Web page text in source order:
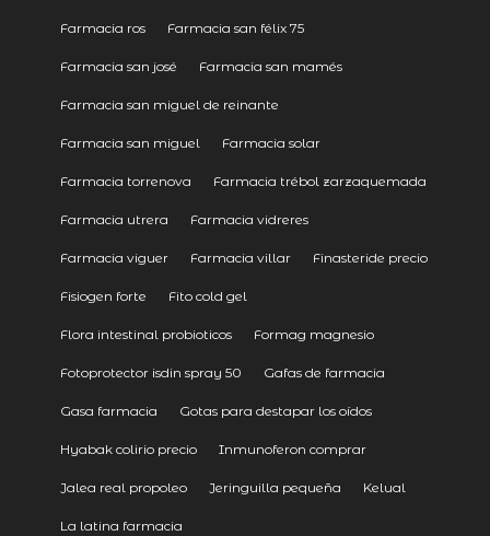
Farmacia ros Farmacia san félix 75
Farmacia san josé Farmacia san mamés
Farmacia san miguel de reinante
Farmacia san miguel Farmacia solar
Farmacia torrenova Farmacia trébol zarzaquemada
Farmacia utrera Farmacia vidreres
Farmacia viguer Farmacia villar Finasteride precio
Fisiogen forte Fito cold gel
Flora intestinal probioticos Formag magnesio
Fotoprotector isdin spray 50 Gafas de farmacia
Gasa farmacia Gotas para destapar los oídos
Hyabak colirio precio Inmunoferon comprar
Jalea real propoleo Jeringuilla pequeña Kelual
La latina farmacia